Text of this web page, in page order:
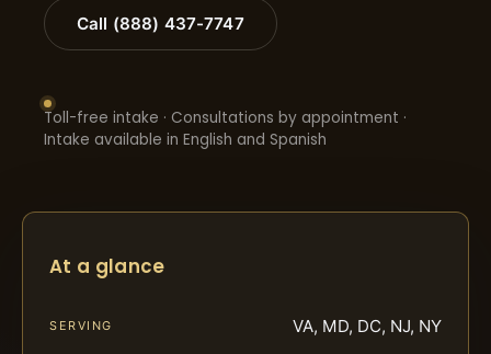
Call (888) 437-7747
Toll-free intake · Consultations by appointment ·
Intake available in English and Spanish
At a glance
SERVING VA, MD, DC, NJ, NY